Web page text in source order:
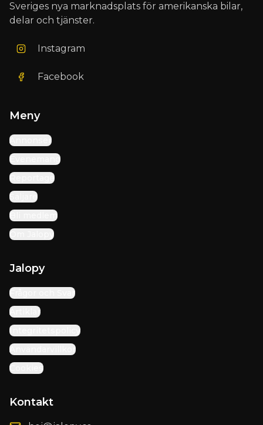
Sveriges nya marknadsplats för amerikanska bilar,
delar och tjänster.
Instagram
Facebook
Meny
Annonser
Evenemang
Reportage
Säljare
Bli medlem
Om Jalopy
Jalopy
Frågor och Svar
Artiklar
Integritetspolicy
Användarvillkor
Cookies
Kontakt